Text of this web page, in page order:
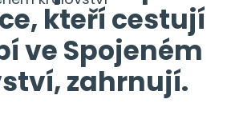
kteří cestují
ve Spojeném
zahrnují.